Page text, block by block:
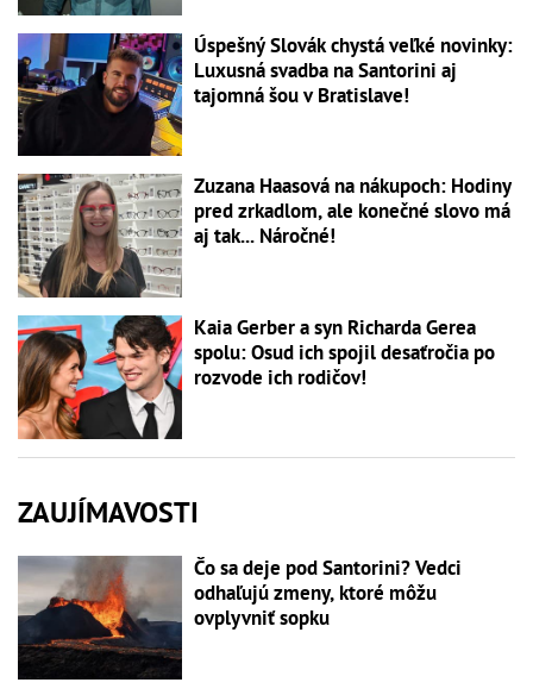
Úspešný Slovák chystá veľké novinky:
Luxusná svadba na Santorini aj
tajomná šou v Bratislave!
Zuzana Haasová na nákupoch: Hodiny
pred zrkadlom, ale konečné slovo má
aj tak... Náročné!
Kaia Gerber a syn Richarda Gerea
spolu: Osud ich spojil desaťročia po
rozvode ich rodičov!
ZAUJÍMAVOSTI
Čo sa deje pod Santorini? Vedci
odhaľujú zmeny, ktoré môžu
ovplyvniť sopku